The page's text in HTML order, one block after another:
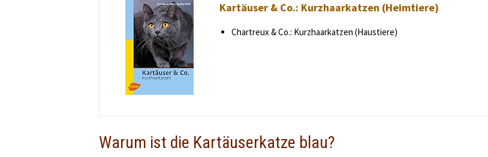
Kartäuser & Co.: Kurzhaarkatzen (Heimtiere)
Chartreux & Co.: Kurzhaarkatzen (Haustiere)
Warum ist die Kartäuserkatze blau?